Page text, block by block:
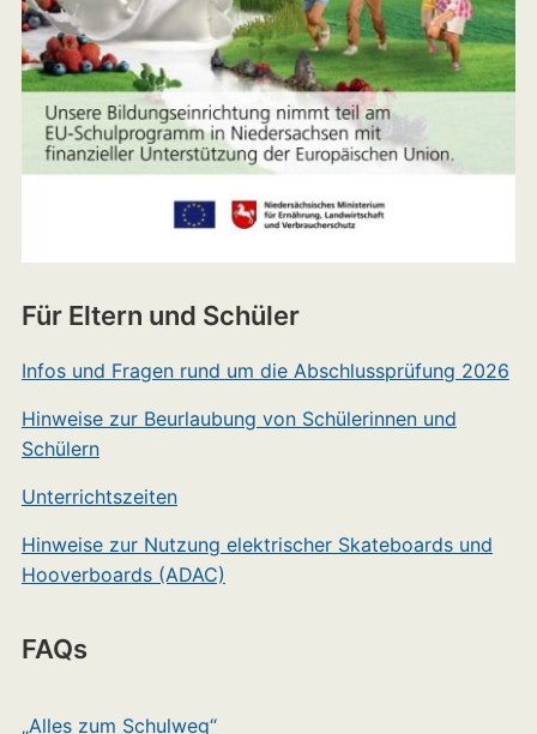
Für Eltern und Schüler
Infos und Fragen rund um die Abschlussprüfung 2026
Hinweise zur Beurlaubung von Schülerinnen und
Schülern
Unterrichtszeiten
Hinweise zur Nutzung elektrischer Skateboards und
Hooverboards (ADAC)
FAQs
„Alles zum Schulweg“